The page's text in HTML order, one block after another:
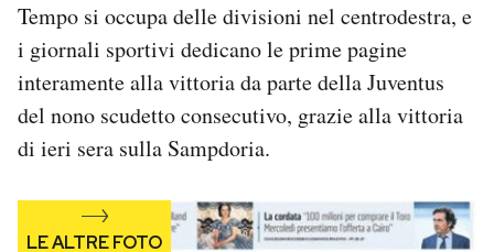
Newsletter
Notifiche mobile
Regala il Post
Tempo si occupa delle divisioni nel centrodestra, e
i giornali sportivi dedicano le prime pagine
interamente alla vittoria da parte della Juventus
del nono scudetto consecutivo, grazie alla vittoria
di ieri sera sulla Sampdoria.